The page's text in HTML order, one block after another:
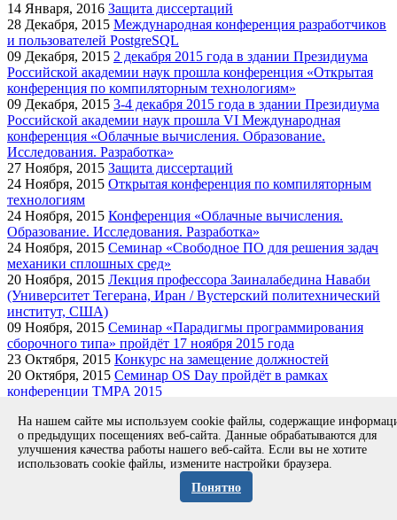
14 Января, 2016 Защита диссертаций
28 Декабря, 2015 Международная конференция разработчиков
и пользователей PostgreSQL
09 Декабря, 2015 2 декабря 2015 года в здании Президиума
Российской академии наук прошла конференция «Открытая
конференция по компиляторным технологиям»
09 Декабря, 2015 3-4 декабря 2015 года в здании Президиума
Российской академии наук прошла VI Международная
конференция «Облачные вычисления. Образование.
Исследования. Разработка»
27 Ноября, 2015 Защита диссертаций
24 Ноября, 2015 Открытая конференция по компиляторным
технологиям
24 Ноября, 2015 Конференция «Облачные вычисления.
Образование. Исследования. Разработка»
24 Ноября, 2015 Семинар «Свободное ПО для решения задач
механики сплошных сред»
20 Ноября, 2015 Лекция профессора Заиналабедина Наваби
(Университет Тегерана, Иран / Вустерский политехнический
институт, США)
09 Ноября, 2015 Семинар «Парадигмы программирования
сборочного типа» пройдёт 17 ноября 2015 года
23 Октября, 2015 Конкурс на замещение должностей
20 Октября, 2015 Семинар OS Day пройдёт в рамках
конференции TMPA 2015
французской научной лаборатории Qualipso
12Октября, 2015 В Москве состоялся пятый Linux Driver
Verification Workshop
01Октября, 2015 10 лет Центра верификации ОС Linux
Презентация базовой кафедры ИСП РАН
факультета компьютерных наук
На нашем сайте мы используем cookie файлы, содержащие
о предыдущих посещениях веб-сайта. Данные обрабатываются для
улучшения качества работы нашего веб-сайта. Если вы не хотите
использовать cookie файлы, измените настройки браузера.
Понятно